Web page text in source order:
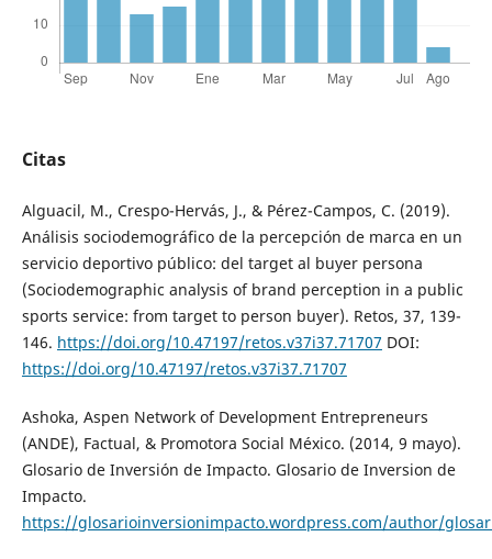
Citas
Alguacil, M., Crespo-Hervás, J., & Pérez-Campos, C. (2019).
Análisis sociodemográfico de la percepción de marca en un
servicio deportivo público: del target al buyer persona
(Sociodemographic analysis of brand perception in a public
sports service: from target to person buyer). Retos, 37, 139-
146. https://doi.org/10.47197/retos.v37i37.71707 DOI:
https://doi.org/10.47197/retos.v37i37.71707
Ashoka, Aspen Network of Development Entrepreneurs
(ANDE), Factual, & Promotora Social México. (2014, 9 mayo).
Glosario de Inversión de Impacto. Glosario de Inversion de
Impacto.
https://glosarioinversionimpacto.wordpress.com/author/